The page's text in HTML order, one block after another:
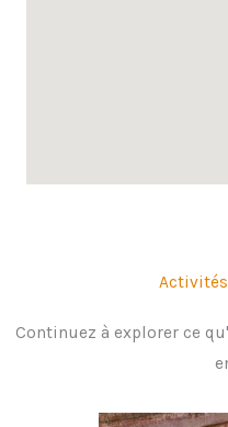
Continuez à explorer ce